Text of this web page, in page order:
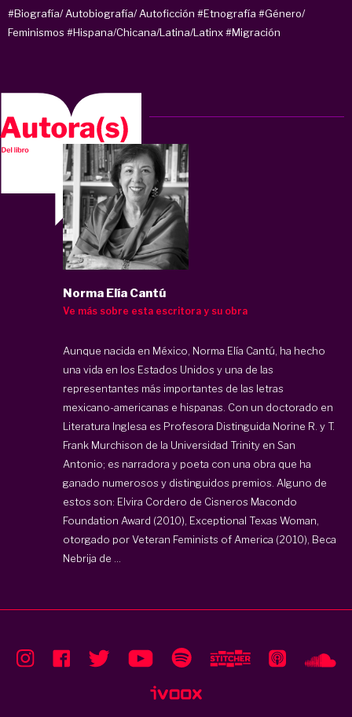
#Biografía/ Autobiografía/ Autoficción #Etnografía #Género/
Feminismos #Hispana/Chicana/Latina/Latinx#Migración
Norma Elía Cantú
Ve más sobre esta escritora y su obra
Aunque nacida en México, Norma Elía Cantú, ha hecho
una vida en los Estados Unidos y una de las
representantes más importantes de las letras
mexicano-americanas e hispanas. Con un doctorado en
Literatura Inglesa es Profesora Distinguida Norine R. y T.
Frank Murchison de la Universidad Trinity en San
Antonio; es narradora y poeta con una obra que ha
ganado numerosos y distinguidos premios. Alguno de
estos son: Elvira Cordero de Cisneros Macondo
Foundation Award (2010), Exceptional Texas Woman,
otorgado por Veteran Feminists of America (2010), Beca
Nebrija de ...